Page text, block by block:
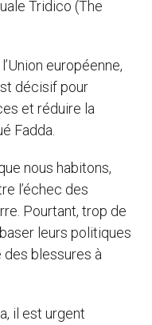
Tridico (The
européenne,
décisif pour
et réduire la
Fadda.
nous habitons,
l’échec des
Pourtant, trop de
leurs politiques
blessures à
il est urgent